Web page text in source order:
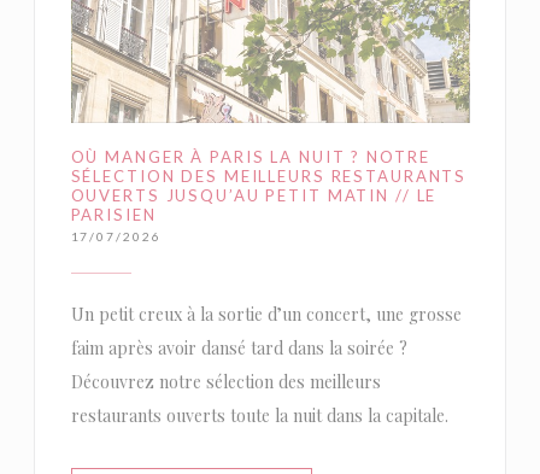
OÙ MANGER À PARIS LA NUIT ? NOTRE
SÉLECTION DES MEILLEURS RESTAURANTS
OUVERTS JUSQU’AU PETIT MATIN // LE
PARISIEN
17/07/2026
Un petit creux à la sortie d’un concert, une grosse
faim après avoir dansé tard dans la soirée ?
Découvrez notre sélection des meilleurs
restaurants ouverts toute la nuit dans la capitale.